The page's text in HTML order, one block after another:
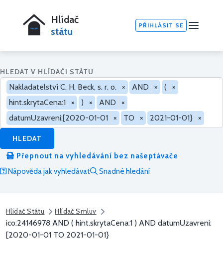
Hlídač
státu
PŘIHLÁSIT SE
HLEDAT V HLÍDAČI STÁTU
Nakladatelství C. H. Beck, s. r. o. × AND × (
×
hint.skrytaCena:1 × ) × AND
×
datumUzavreni:[2020-01-01 × TO × 2021-01-01} ×
HLEDAT
Přepnout na vyhledávání bez našeptávače
Nápověda jak vyhledávat
Snadné hledání
Hlídač Státu Hlídač Smluv
ico:24146978 AND ( hint.skrytaCena:1 ) AND datumUzavreni:
[2020-01-01 TO 2021-01-01}